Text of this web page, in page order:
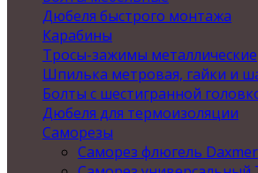
Дюбеля быстрого монтажа
Карабины
Тросы-зажимы металлические
Шпилька метровая, гайки и
Болты с шестигранной
Дюбеля для термоизоляции
Саморезы
Саморез флюгель Daxmer